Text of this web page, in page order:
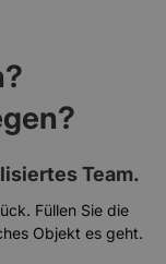
Team.
Füllen Sie die
Objekt es geht.